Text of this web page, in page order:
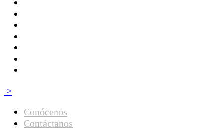
>
Conócenos
Contáctanos